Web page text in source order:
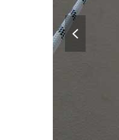
previous
slide